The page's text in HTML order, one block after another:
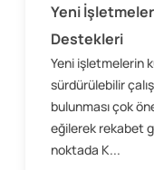
Yeni
Destekleri
Yeni işletmelerin
sürdürülebilir
bulunması çok
eğilerek rekabet
noktada K...